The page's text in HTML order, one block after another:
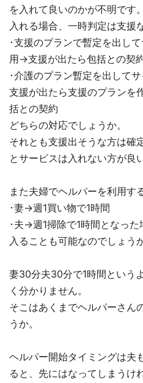
を入れて良いのかが不明です。
入れる場合、一時判定は支援
･支援のプランで暫定を出し
用→支援が出たら包括との契
･介護のプラン暫定を出して
支援が出たら支援のプランを
括との契約
どちらの対応でしょうか。
それとも支援出そうな方は確
とサービスは入れない方が良
また夫婦でヘルパーを利用す
･妻→週1買い物で1時間
･夫→週1掃除で1時間となっ
入ることも可能なのでしょうか
妻30分夫30分で1時間という
く分かりません。
そこはあくまでヘルパーさん
うか。
ヘルパー開始タイミングは夫
ると、先にはなってしまうけ